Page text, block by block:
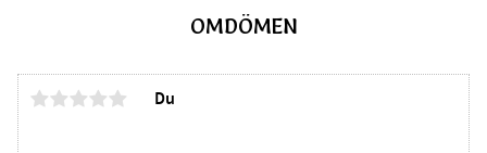
OMDÖMEN
Du